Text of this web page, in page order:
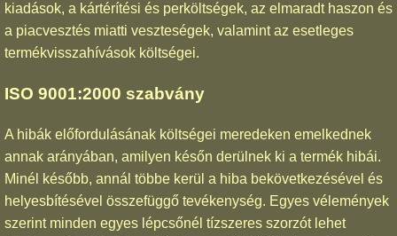
kiadások, a kártérítési és perköltségek, az elmaradt haszon és
a piacvesztés miatti veszteségek, valamint az esetleges
termékvisszahívások költségei.
ISO 9001:2000 szabvány
A hibák előfordulásának költségei meredeken emelkednek
annak arányában, amilyen későn derülnek ki a termék hibái.
Minél később, annál többe kerül a hiba bekövetkezésével és
helyesbítésével összefüggő tevékenység. Egyes vélemények
szerint minden egyes lépcsőnél tízszeres szorzót lehet